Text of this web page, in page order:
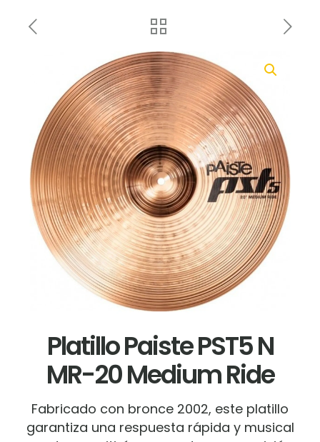
Platillo Paiste PST5 N
MR-20 Medium Ride
Fabricado con bronce 2002, este platillo
garantiza una respuesta rápida y musical